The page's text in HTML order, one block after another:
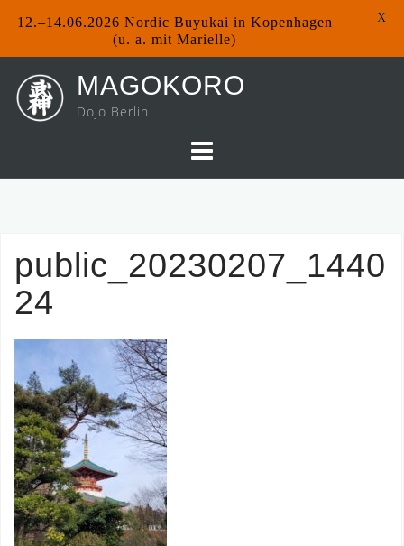
content
MAGOKORO
Dojo Berlin
public_20230207_1440
24
12.–14.06.2026 Nordic Buyukai in Kopenhagen
(u. a. mit Marielle)
X